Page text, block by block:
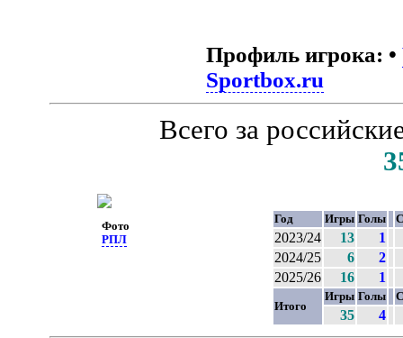
Профиль игрока: •
Sportbox.ru
Фото
РПЛ
Всего за
Год Игры Голы
2023/24 13
1
2024/25
6
2
2025/26
16 1
Итого
Игры Голы
35 4